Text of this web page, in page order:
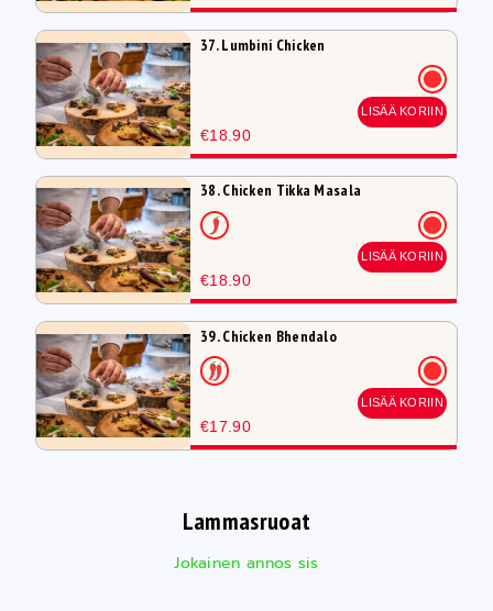
37. Lumbini Chicken
€18.90
LISÄÄ KORIIN
38. Chicken Tikka Masala
€18.90
LISÄÄ KORIIN
39. Chicken Bhendalo
€17.90
LISÄÄ KORIIN
Lammasruoat
Jokainen annos sis